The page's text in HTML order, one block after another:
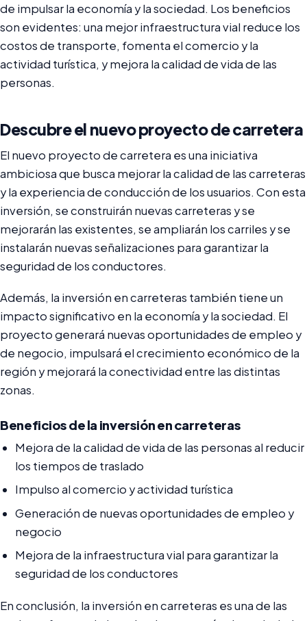
de impulsar la economía y la sociedad. Los beneficios
son evidentes: una mejor infraestructura vial reduce los
costos de transporte, fomenta el comercio y la
actividad turística, y mejora la calidad de vida de las
personas.
Descubre el nuevo proyecto de carretera
El nuevo proyecto de carretera es una iniciativa
ambiciosa que busca mejorar la calidad de las carreteras
y la experiencia de conducción de los usuarios. Con esta
inversión, se construirán nuevas carreteras y se
mejorarán las existentes, se ampliarán los carriles y se
instalarán nuevas señalizaciones para garantizar la
seguridad de los conductores.
Además, la inversión en carreteras también tiene un
impacto significativo en la economía y la sociedad. El
proyecto generará nuevas oportunidades de empleo y
de negocio, impulsará el crecimiento económico de la
región y mejorará la conectividad entre las distintas
zonas.
Beneficios de la inversión en carreteras
Mejora de la calidad de vida de las personas al reducir
los tiempos de traslado
Impulso al comercio y actividad turística
Generación de nuevas oportunidades de empleo y
negocio
Mejora de la infraestructura vial para garantizar la
seguridad de los conductores
En conclusión, la inversión en carreteras es una de las